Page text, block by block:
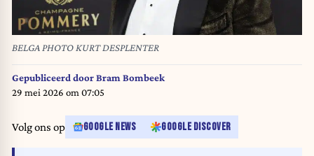
BELGA PHOTO KURT DESPLENTER
Gepubliceerd doorBram Bombeek
29 mei 2026 om 07:05
Volg ons op GOOGLE NEWS GOOGLE DISCOVER